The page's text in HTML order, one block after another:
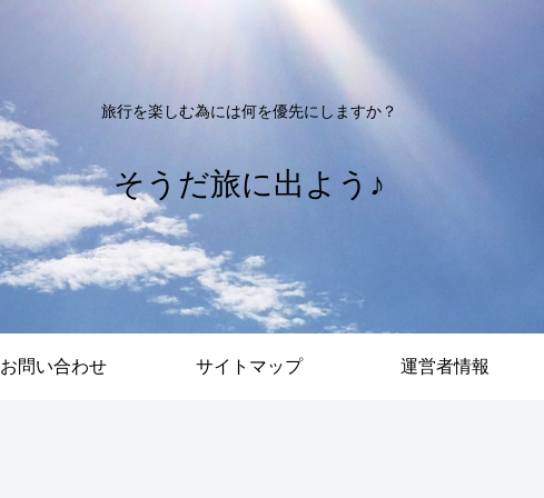
旅行を楽しむ為には何を優先にしますか？
そうだ旅に出よう♪
お問い合わせ サイトマップ 運営者情報